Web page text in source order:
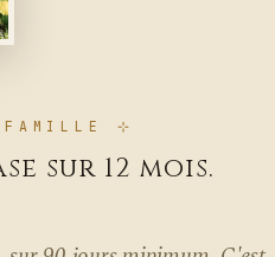
FAMILLE ⊹
sur 12 mois.